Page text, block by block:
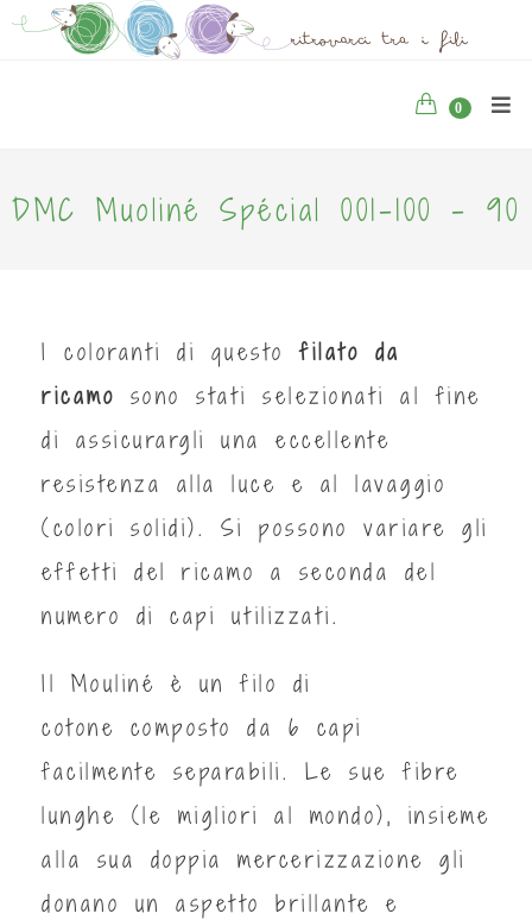
0
DMC Muoliné Spécial 001-100 - 90
I coloranti di questo filato da
ricamo sono stati selezionati al fine
di assicurargli una eccellente
resistenza alla luce e al lavaggio
(colori solidi). Si possono variare gli
effetti del ricamo a seconda del
numero di capi utilizzati.
Il Mouliné è un filo di
cotone composto da 6 capi
facilmente separabili. Le sue fibre
lunghe (le migliori al mondo), insieme
alla sua doppia mercerizzazione gli
donano un aspetto brillante e